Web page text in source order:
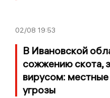
02/08 19:53
В Ивановской
сожжению скота,
вирусом:
угрозы